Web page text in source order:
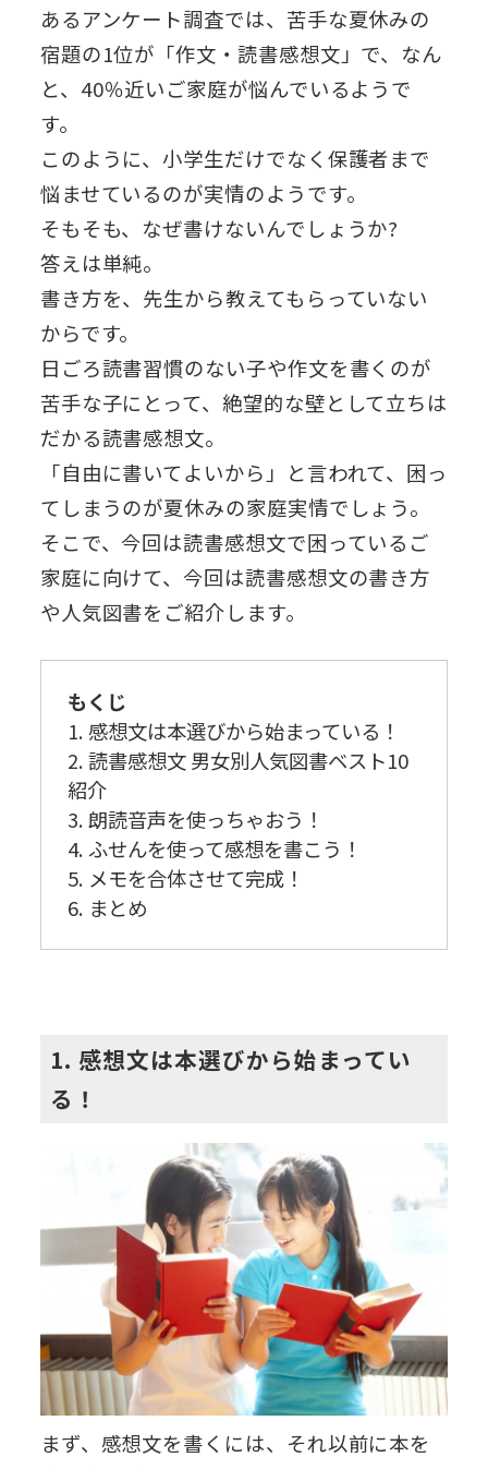
あるアンケート調査では、苦手な夏休みの
宿題の1位が「作文・読書感想文」で、なん
と、40％近いご家庭が悩んでいるようで
す。
このように、小学生だけでなく保護者まで
悩ませているのが実情のようです。
そもそも、なぜ書けないんでしょうか?
答えは単純。
書き方を、先生から教えてもらっていない
からです。
日ごろ読書習慣のない子や作文を書くのが
苦手な子にとって、絶望的な壁として立ちは
だかる読書感想文。
「自由に書いてよいから」と言われて、困っ
てしまうのが夏休みの家庭実情でしょう。
そこで、今回は読書感想文で困っているご
家庭に向けて、今回は読書感想文の書き方
や人気図書をご紹介します。
もくじ
1. 感想文は本選びから始まっている！
2. 読書感想文 男女別人気図書ベスト10
紹介
3. 朗読音声を使っちゃおう！
4. ふせんを使って感想を書こう！
5. メモを合体させて完成！
6. まとめ
1. 感想文は本選びから始まってい
る！
まず、感想文を書くには、それ以前に本を